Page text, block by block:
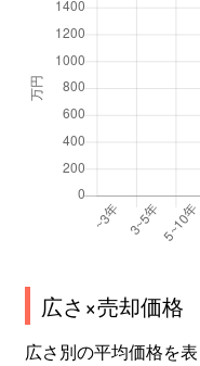
広さ×売却価格
広さ別の平均価格を表